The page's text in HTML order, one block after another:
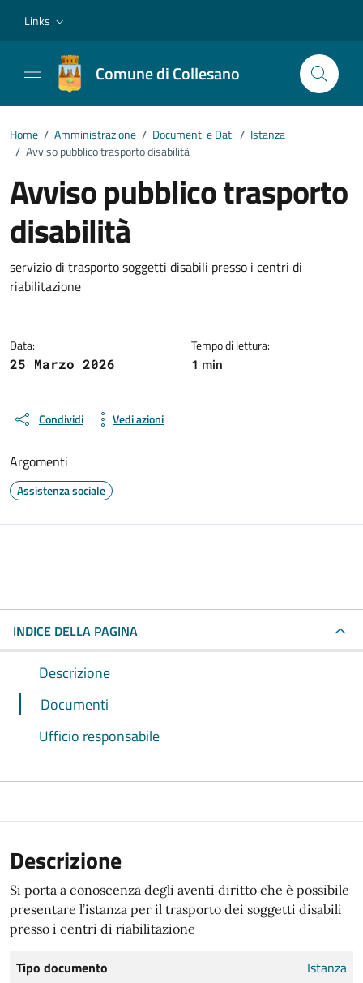
Links
Comune di Collesano
Home / Amministrazione / Documenti e Dati / Istanza
/ Avviso pubblico trasporto disabilità
Avviso pubblico trasporto
disabilità
Dettagli del documento
servizio di trasporto soggetti disabili presso i centri di
riabilitazione
Data:
25 Marzo 2026
Tempo di lettura:
1 min
Condividi Vedi azioni
Argomenti
Assistenza sociale
INDICE DELLA PAGINA
Descrizione
Documenti
Ufficio responsabile
Descrizione
Si porta a conoscenza degli aventi diritto che è possibile
presentare l’istanza per il trasporto dei soggetti disabili
presso i centri di riabilitazione
Tipo documento
Istanza